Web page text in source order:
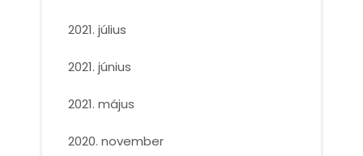
2021. július
2021. június
2021. május
2020. november